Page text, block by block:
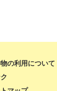
の利用について